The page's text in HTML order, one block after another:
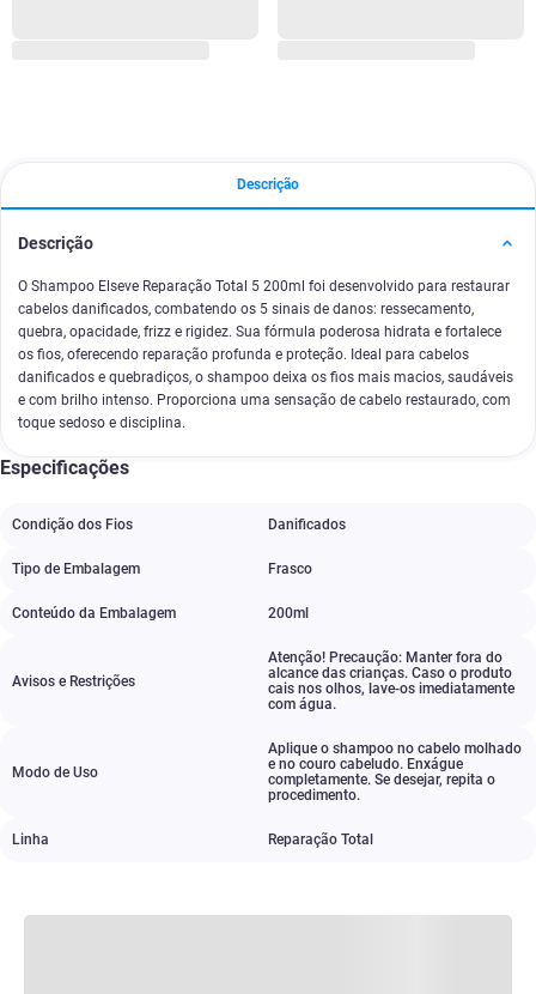
Descrição
Descrição
O Shampoo Elseve Reparação Total 5 200ml foi desenvolvido para restaurar
cabelos danificados, combatendo os 5 sinais de danos: ressecamento,
quebra, opacidade, frizz e rigidez. Sua fórmula poderosa hidrata e fortalece
os fios, oferecendo reparação profunda e proteção. Ideal para cabelos
danificados e quebradiços, o shampoo deixa os fios mais macios, saudáveis
e com brilho intenso. Proporciona uma sensação de cabelo restaurado, com
toque sedoso e disciplina.
Especificações
Condição dos Fios Danificados
Tipo de Embalagem Frasco
Conteúdo da Embalagem 200ml
Avisos e Restrições
Atenção! Precaução: Manter fora do
alcance das crianças. Caso o produto
cais nos olhos, lave-os imediatamente
com água.
Modo de Uso
Aplique o shampoo no cabelo molhado
e no couro cabeludo. Enxágue
completamente. Se desejar, repita o
procedimento.
Linha Reparação Total